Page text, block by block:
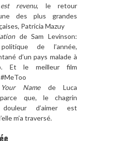
revenu, le retour
des plus grandes
Patricia Mazuy
de Sam Levinson:
de l’année,
d’un pays malade à
Et le meilleur film
Namede Luca
que, le chagrin
d’aimer est
m’a traversé.